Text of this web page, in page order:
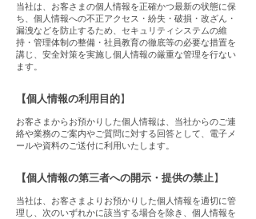
当社は、お客さまの個人情報を正確かつ最新の状態に保
ち、個人情報への不正アクセス・紛失・破損・改ざん・
漏洩などを防止するため、セキュリティシステムの維
持・管理体制の整備・社員教育の徹底等の必要な措置を
講じ、安全対策を実施し個人情報の厳重な管理を行ない
ます。
【個人情報の利用目的】
お客さまからお預かりした個人情報は、当社からのご連
絡や業務のご案内やご質問に対する回答として、電子メ
ールや資料のご送付に利用いたします。
【個人情報の第三者への開示・提供の禁止】
当社は、お客さまよりお預かりした個人情報を適切に管
理し、次のいずれかに該当する場合を除き、個人情報を